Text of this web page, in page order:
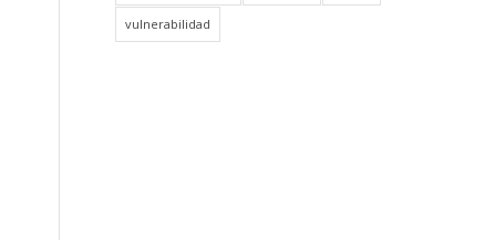
vulnerabilidad